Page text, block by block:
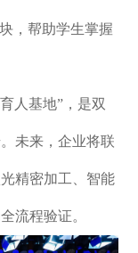
，帮助学生掌握
人基地”，是双
。未来，企业将联
精密加工、智能
流程验证。